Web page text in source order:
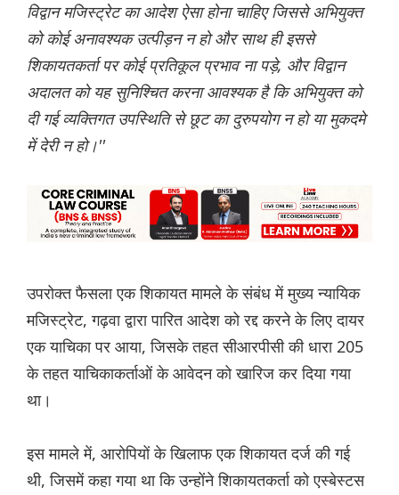
विद्वान मजिस्ट्रेट का आदेश ऐसा होना चाहिए जिससे अभियुक्त
को कोई अनावश्यक उत्पीड़न न हो और साथ ही इससे
शिकायतकर्ता पर कोई प्रतिकूल प्रभाव ना पड़े, और विद्वान
अदालत को यह सुनिश्चित करना आवश्यक है कि अभियुक्त को
दी गई व्यक्तिगत उपस्थिति से छूट का दुरुपयोग न हो या मुकदमे
में देरी न हो।''
उपरोक्त फैसला एक शिकायत मामले के संबंध में मुख्य न्यायिक
मजिस्ट्रेट, गढ़वा द्वारा पारित आदेश को रद्द करने के लिए दायर
एक याचिका पर आया, जिसके तहत सीआरपीसी की धारा 205
के तहत याचिकाकर्ताओं के आवेदन को खारिज कर दिया गया
था।
इस मामले में, आरोपियों के खिलाफ एक शिकायत दर्ज की गई
थी, जिसमें कहा गया था कि उन्होंने शिकायतकर्ता को एस्बेस्टस